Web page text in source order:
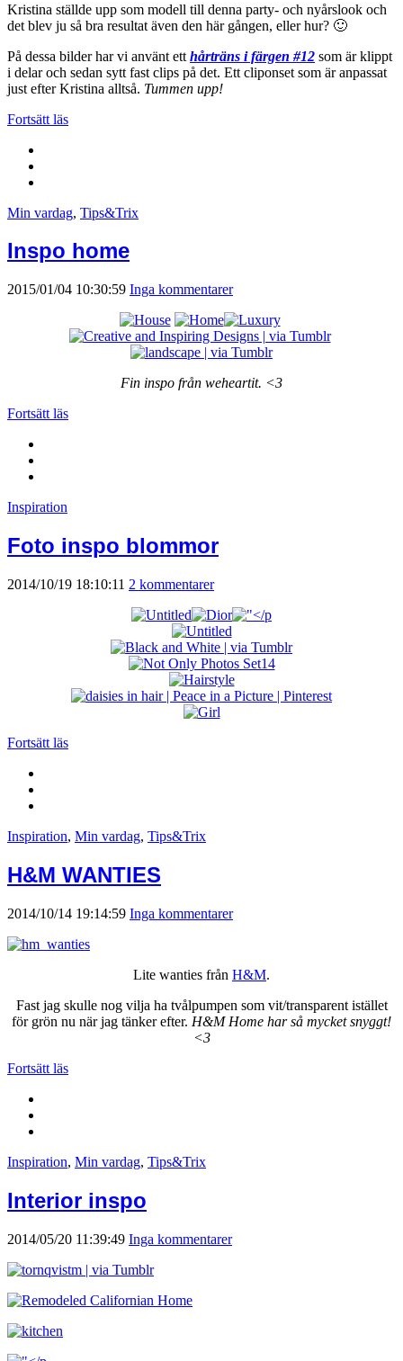
Kristina ställde upp som modell till denna party- och nyårslook och
det blev ju så bra resultat även den här gången, eller hur? 🙂
På dessa bilder har vi använt ett hårträns i färgen #12 som är klippt
i delar och sedan sytt fast clips på det. Ett cliponset som är anpassat
just efter Kristina alltså. Tummen upp!
Fortsätt läs
Min vardag, Tips&Trix
Inspo home
2015/01/04 10:30:59 Inga kommentarer
Fin inspo från weheartit. <3
Fortsätt läs
Inspiration
Foto inspo blommor
2014/10/19 18:10:11 2 kommentarer
Fortsätt läs
Inspiration, Min vardag, Tips&Trix
H&M WANTIES
2014/10/14 19:14:59 Inga kommentarer
Lite wanties från H&M.
Fast jag skulle nog vilja ha tvålpumpen som vit/transparent istället
för grön nu när jag tänker efter. H&M Home har så mycket snyggt!
<3
Fortsätt läs
Inspiration, Min vardag, Tips&Trix
Interior inspo
2014/05/20 11:39:49 Inga kommentarer